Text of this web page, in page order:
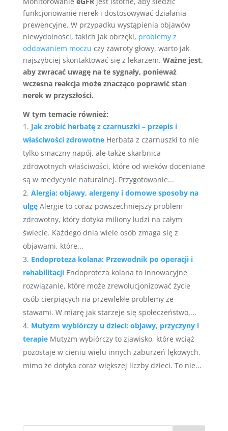
funkcjonowanie nerek i dostosowywać działania
prewencyjne. W przypadku wystąpienia objawów
niewydolności, takich jak obrzęki, problemy z
oddawaniem moczu czy zawroty głowy, warto jak
najszybciej skontaktować się z lekarzem. Ważne jest,
aby zwracać uwagę na te sygnały, ponieważ
wczesna reakcja może znacząco poprawić stan
nerek w przyszłości.
W tym temacie również:
Jak zrobić herbatę z czarnuszki – przepis i
właściwości zdrowotne Herbata z czarnuszki to nie
tylko smaczny napój, ale także skarbnica
zdrowotnych właściwości, które od wieków doceniane
są w medycynie naturalnej. Przygotowanie...
Alergia: objawy, alergeny i domowe sposoby na
ulgę Alergie to coraz powszechniejszy problem
zdrowotny, który dotyka miliony ludzi na całym
świecie. Każdego dnia wiele osób zmaga się z
objawami, które...
Endoproteza kolana: Przewodnik po operacji i
rehabilitacji Endoproteza kolana to innowacyjne
rozwiązanie, które może zrewolucjonizować życie
osób cierpiących na przewlekłe problemy ze
stawami. W miarę jak starzeje się społeczeństwo,...
Mutyzm wybiórczy u dzieci: objawy, przyczyny i
terapie Mutyzm wybiórczy to zjawisko, które wciąż
pozostaje w cieniu wielu innych zaburzeń lękowych,
mimo że dotyka coraz większej liczby dzieci. To nie...